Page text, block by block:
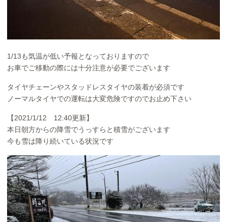
1/13も気温が低い予報となっておりますので
お車でご移動の際には十分注意が必要でございます
タイヤチェーンやスタッドレスタイヤの装着が必須です
ノーマルタイヤでの運転は大変危険ですのでお止め下さい
【2021/1/12 12:40更新】
本日朝方からの降雪でうっすらと積雪がございます
今も雪は降り続いている状況です